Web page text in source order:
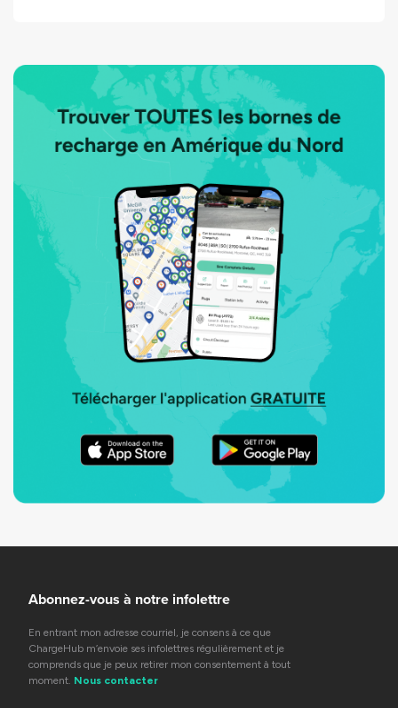
Abonnez-vous à notre infolettre
En entrant mon adresse courriel, je consens à ce que
ChargeHub m’envoie ses infolettres régulièrement et je
comprends que je peux retirer mon consentement à tout
moment. Nous contacter